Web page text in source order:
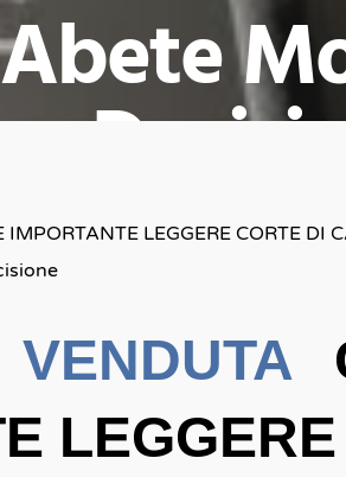
Sergio Armaroli 25 Marzo
IMPORTANTE LEGGERE CORTE
LEGGERE